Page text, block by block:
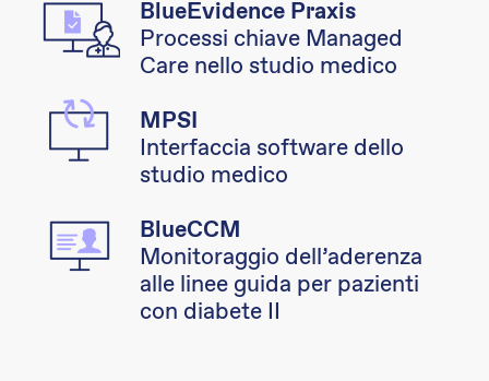
BlueEvidence Praxis
Processi chiave Managed
Care nello studio medico
MPSI
Interfaccia software dello
studio medico
BlueCCM
Monitoraggio dell’aderenza
alle linee guida per pazienti
con diabete II